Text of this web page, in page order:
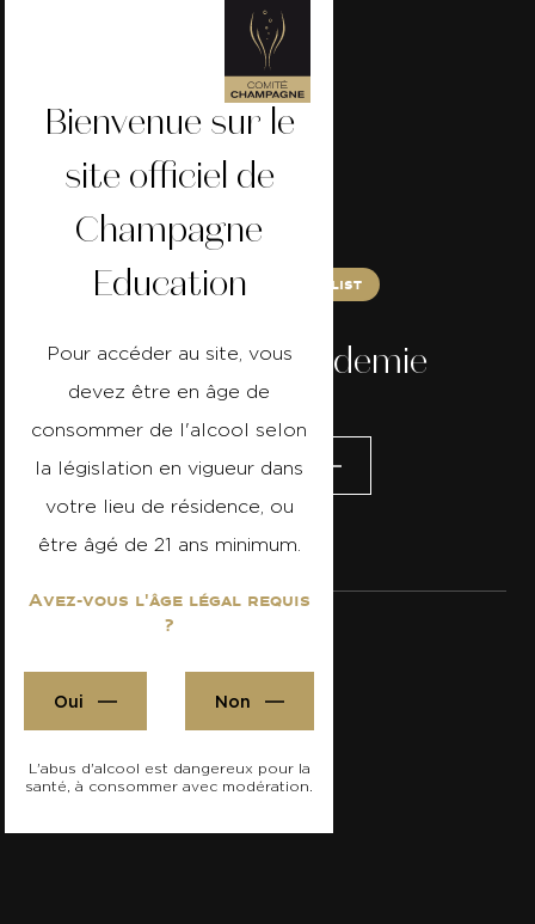
Bienvenue sur le
site officiel de
Champagne
Education
Pour accéder au site, vous
devez être en âge de
consommer de l'alcool selon
la législation en vigueur dans
votre lieu de résidence, ou
être âgé de 21 ans minimum.
Avez-vous l'âge légal requis
?
Oui Non
L'abus d'alcool est dangereux pour la
santé, à consommer avec modération.
Champagne Specialist
Meininger Akademie
Visiter le site
Besoin d'un renseignement ?
Consulter les établissements